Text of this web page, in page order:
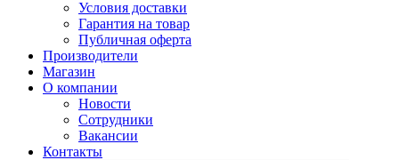
Условия доставки
Гарантия на товар
Публичная оферта
Производители
Магазин
О компании
Новости
Сотрудники
Вакансии
Контакты